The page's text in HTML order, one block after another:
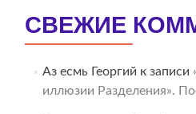
СВЕЖИЕ
Аз есмь Георгий к записи
иллюзии Разделения».